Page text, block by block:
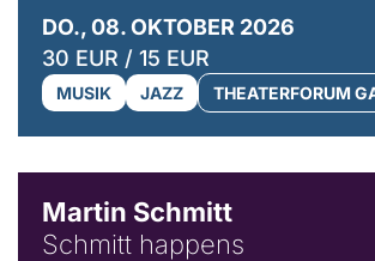
DO., 08. OKTOBER 2026
30 EUR / 15 EUR
MUSIK JAZZ THEATERFORUM
Martin Schmitt
Schmitt happens